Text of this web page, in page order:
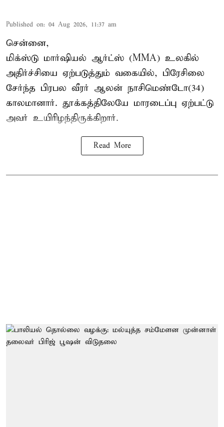
Published on: 04 Aug 2026, 11:37 am
சென்னை,
மிக்ஸ்டு மார்ஷியல் ஆர்ட்ஸ் (MMA) உலகில்
அதிர்ச்சியை ஏற்படுத்தும் வகையில், பிரேசிலை
சேர்ந்த பிரபல வீரர் ஆலன் நாசிமெண்டோ(34)
காலமானார். தூக்கத்திலேயே மாரடைப்பு ஏற்பட்டு
அவர் உயிரிழந்திருக்கிறார்.
Read More